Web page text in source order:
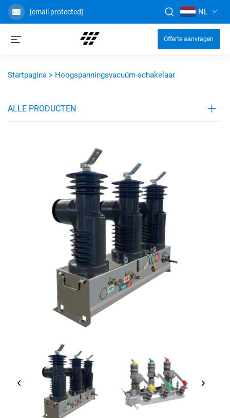
[email protected] NL
Offerte aanvragen
Startpagina > Hoogspanningsvacuüm-schakelaar
ALLE PRODUCTEN